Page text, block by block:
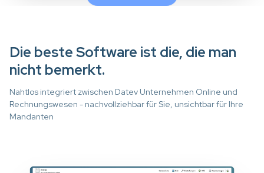
Die beste Software ist die, die man
nicht bemerkt.
Nahtlos integriert zwischen Datev Unternehmen Online und
Rechnungswesen - nachvollziehbar für Sie, unsichtbar für Ihre
Mandanten